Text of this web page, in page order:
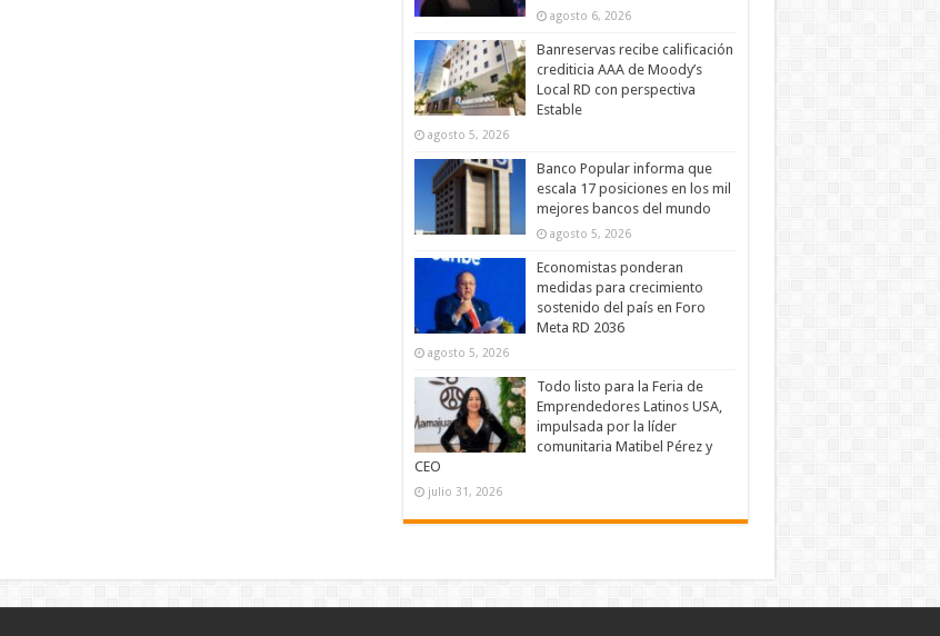
agosto 6, 2026
Banreservas recibe calificación
crediticia AAA de Moody’s
Local RD con perspectiva
Estable
agosto 5, 2026
Banco Popular informa que
escala 17 posiciones en los mil
mejores bancos del mundo
agosto 5, 2026
Economistas ponderan
medidas para crecimiento
sostenido del país en Foro
Meta RD 2036
agosto 5, 2026
Todo listo para la Feria de
Emprendedores Latinos USA,
impulsada por la líder
comunitaria Matibel Pérez y
CEO
julio 31, 2026